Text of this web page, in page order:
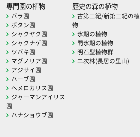
専門園の植物
バラ園
ボタン園
シャクヤク園
シャクナゲ園
ツバキ園
マグノリア園
アジサイ園
ハーブ園
ヘメロカリス園
ジャーマンアイリス
園
ハナショウブ園
歴史の森の植物
古第三紀/新第三紀の植
物
氷期の植物
間氷期の植物
明石型植物群
二次林(長居の里山)